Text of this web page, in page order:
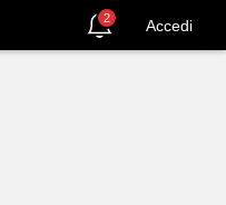
2 Accedi